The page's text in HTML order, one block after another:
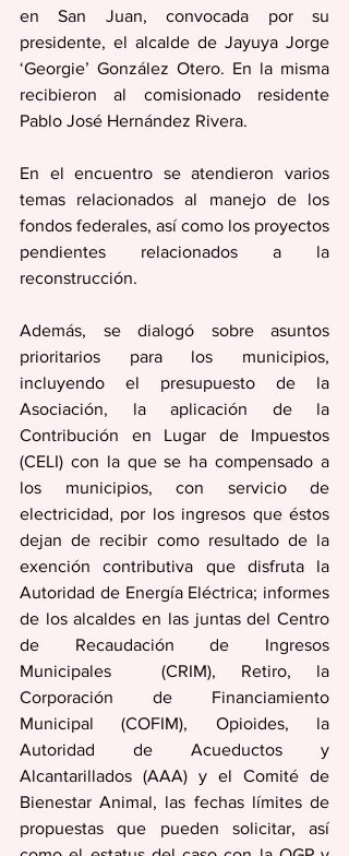
en San Juan, convocada por su
presidente, el alcalde de Jayuya Jorge
‘Georgie’ González Otero. En la misma
recibieron al comisionado residente
Pablo José Hernández Rivera.
En el encuentro se atendieron varios
temas relacionados al manejo de los
fondos federales, así como los proyectos
pendientes relacionados a la
reconstrucción.
Además, se dialogó sobre asuntos
prioritarios para los municipios,
incluyendo el presupuesto de la
Asociación, la aplicación de la
Contribución en Lugar de Impuestos
(CELI) con la que se ha compensado a
los municipios, con servicio de
electricidad, por los ingresos que éstos
dejan de recibir como resultado de la
exención contributiva que disfruta la
Autoridad de Energía Eléctrica; informes
de los alcaldes en las juntas del Centro
de Recaudación de Ingresos
Municipales  (CRIM), Retiro, la
Corporación de Financiamiento
Municipal (COFIM), Opioides, la
Autoridad de Acueductos y
Alcantarillados (AAA) y el Comité de
Bienestar Animal, las fechas límites de
propuestas que pueden solicitar, así